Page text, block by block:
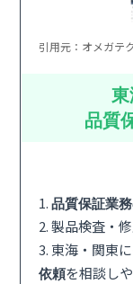
引用元：オメガテ
東
品質
1.品質保証業
2. 製品検査・
3. 東海・関東
依頼を相談し